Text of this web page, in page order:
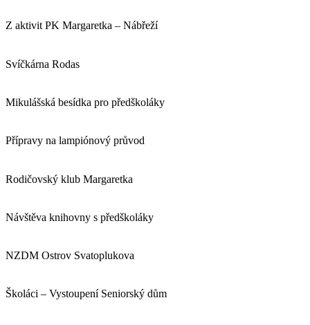
Z aktivit PK Margaretka – Nábřeží
Svíčkárna Rodas
Mikulášská besídka pro předškoláky
Přípravy na lampiónový průvod
Rodičovský klub Margaretka
Návštěva knihovny s předškoláky
NZDM Ostrov Svatoplukova
Školáci – Vystoupení Seniorský dům